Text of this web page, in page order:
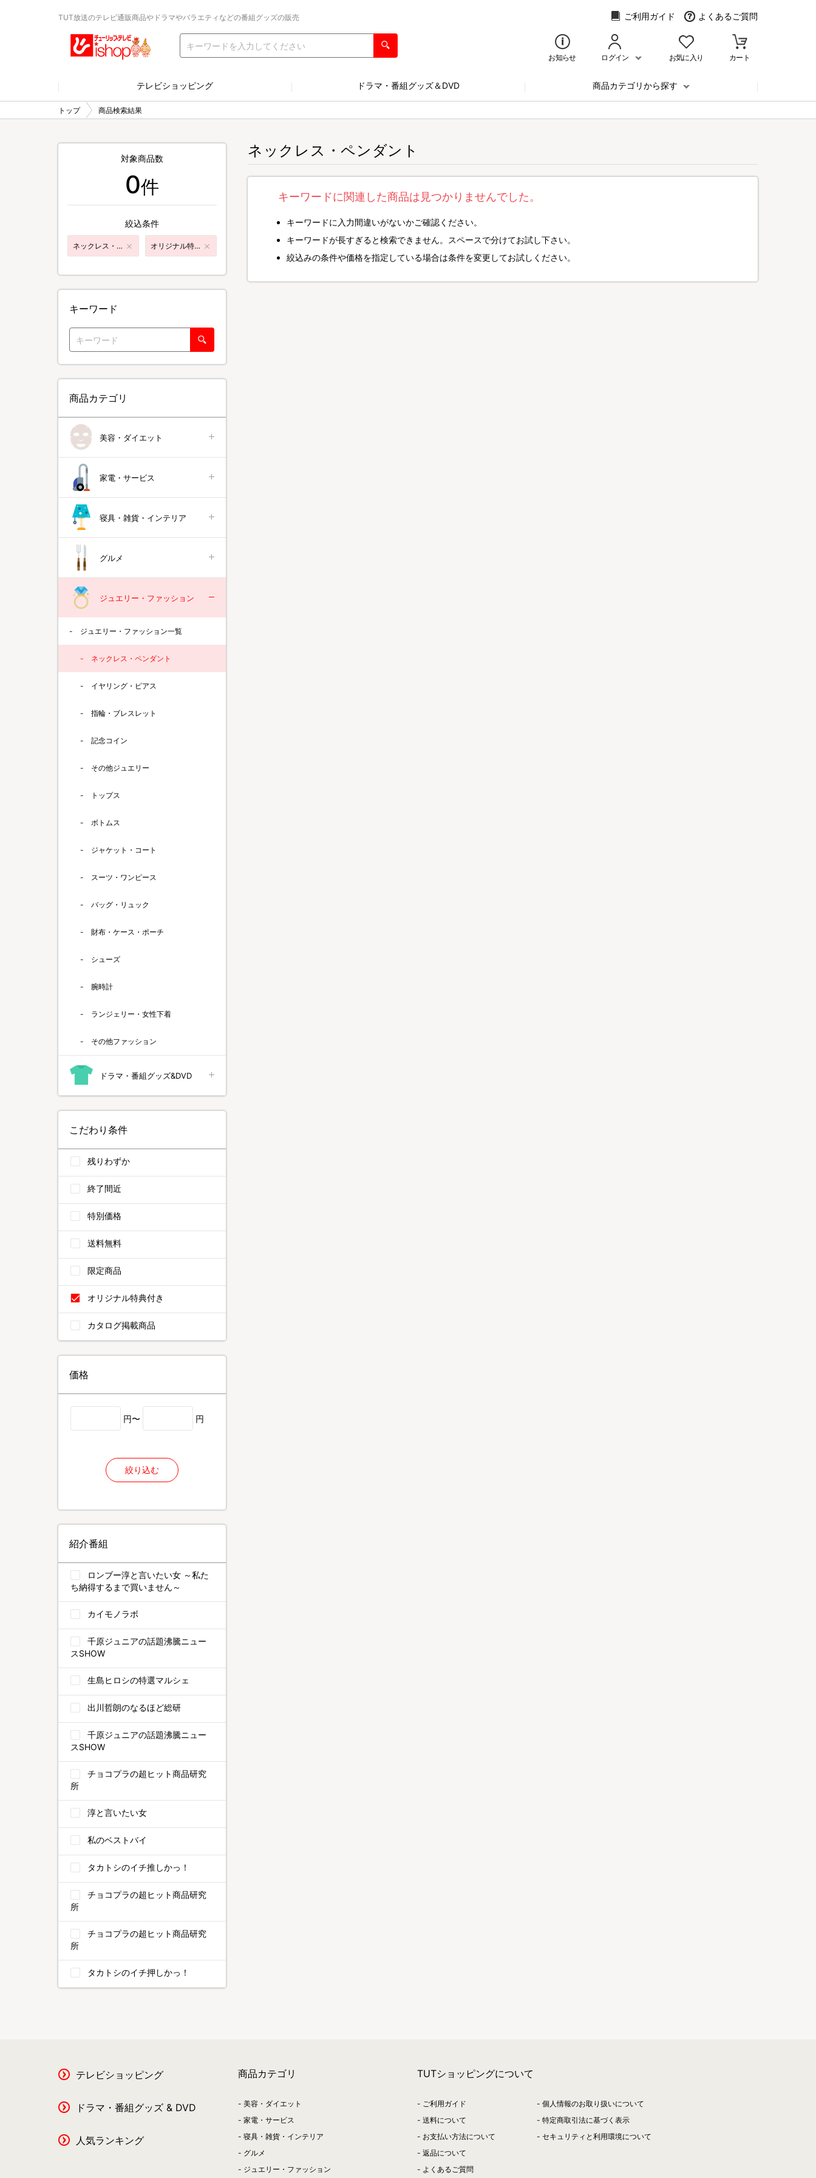
TUT放送のテレビ通販商品やドラマやバラエティなどの番組グッズの販売 ご利用ガイド よくあるご質問
お知らせ ログイン お気に入り カート
テレビショッピング ドラマ・番組グッズ＆DVD 商品カテゴリから探す
トップ 商品検索結果
ネックレス・ペンダント
キーワードに関連した商品は見つかりませんでした。
キーワードに入力間違いがないかご確認ください。
キーワードが長すぎると検索できません。スペースで分けてお試し下さい。
絞込みの条件や価格を指定している場合は条件を変更してお試しください。
対象商品数
0件
絞込条件
ネックレス・ペンダント オリジナル特典付き
キーワード
商品カテゴリ
美容・ダイエット
家電・サービス
寝具・雑貨・インテリア
グルメ
ジュエリー・ファッション
ジュエリー・ファッション一覧
ネックレス・ペンダント
イヤリング・ピアス
指輪・ブレスレット
記念コイン
その他ジュエリー
トップス
ボトムス
ジャケット・コート
スーツ・ワンピース
バッグ・リュック
財布・ケース・ポーチ
シューズ
腕時計
ランジェリー・女性下着
その他ファッション
ドラマ・番組グッズ&DVD
こだわり条件
残りわずか
終了間近
特別価格
送料無料
限定商品
オリジナル特典付き
カタログ掲載商品
価格
円〜 円
絞り込む
紹介番組
ロンブー淳と言いたい女 ～私た
ち納得するまで買いません～
カイモノラボ
千原ジュニアの話題沸騰ニュー
スSHOW
生島ヒロシの特選マルシェ
出川哲朗のなるほど総研
千原ジュニアの話題沸騰ニュー
スSHOW
チョコプラの超ヒット商品研究
所
淳と言いたい女
私のベストバイ
タカトシのイチ推しかっ！
チョコプラの超ヒット商品研究
所
チョコプラの超ヒット商品研究
所
タカトシのイチ押しかっ！
テレビショッピング
ドラマ・番組グッズ & DVD
人気ランキング
商品カテゴリ
美容・ダイエット
家電・サービス
寝具・雑貨・インテリア
グルメ
ジュエリー・ファッション
TUTショッピングについて
ご利用ガイド
送料について
お支払い方法について
返品について
よくあるご質問
個人情報のお取り扱いについて
特定商取引法に基づく表示
セキュリティと利用環境について